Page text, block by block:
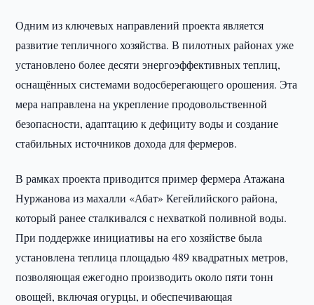
Одним из ключевых направлений проекта является
развитие тепличного хозяйства. В пилотных районах уже
установлено более десяти энергоэффективных теплиц,
оснащённых системами водосберегающего орошения. Эта
мера направлена на укрепление продовольственной
безопасности, адаптацию к дефициту воды и создание
стабильных источников дохода для фермеров.
В рамках проекта приводится пример фермера Атажана
Нуржанова из махалли «Абат» Кегейлийского района,
который ранее сталкивался с нехваткой поливной воды.
При поддержке инициативы на его хозяйстве была
установлена теплица площадью 489 квадратных метров,
позволяющая ежегодно производить около пяти тонн
овощей, включая огурцы, и обеспечивающая